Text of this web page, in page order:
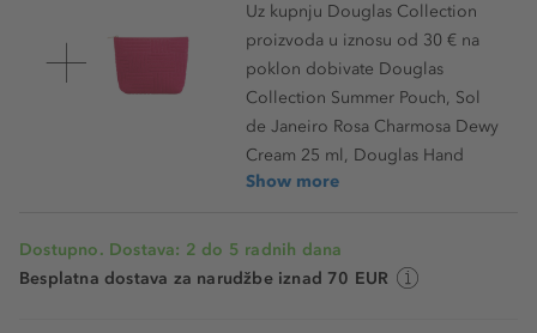
Uz kupnju Douglas Collection
proizvoda u iznosu od 30 € na
poklon dobivate Douglas
Collection Summer Pouch, Sol
de Janeiro Rosa Charmosa Dewy
Cream 25 ml, Douglas Hand
Show more
Dostupno. Dostava: 2 do 5 radnih dana
Besplatna dostava za narudžbe iznad 70 EUR